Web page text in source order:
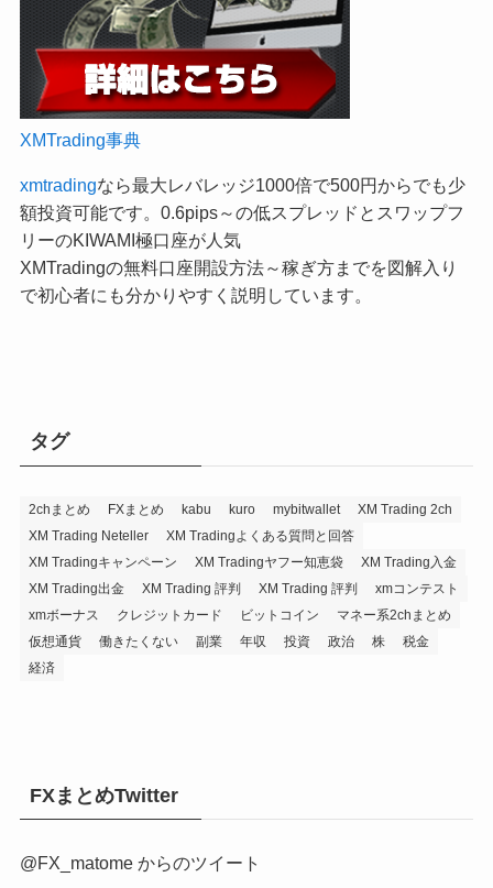
XMTrading事典
xmtradingなら最大レバレッジ1000倍で500円からでも少
額投資可能です。0.6pips～の低スプレッドとスワップフ
リーのKIWAMI極口座が人気
XMTradingの無料口座開設方法～稼ぎ方までを図解入り
で初心者にも分かりやすく説明しています。
タグ
2chまとめ FXまとめ kabu kuro mybitwallet
XM Trading 2ch
XM Trading Neteller
XM Tradingよくある質問と回答
XM Tradingキャンペーン
XM Tradingヤフー知恵袋
XM Trading入金
XM Trading出金
XM Trading 評判 XM Trading 評判
xmコンテスト
xmボーナス
クレジットカード ビットコイン
マネー系2chまとめ
仮想通貨
働きたくない 副業 年収 投資 政治 株
税金
経済
FXまとめTwitter
@FX_matome からのツイート